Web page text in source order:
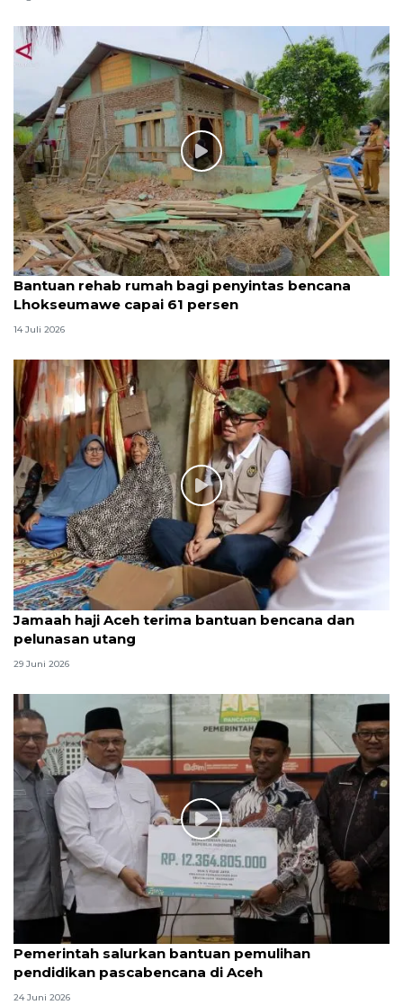
Bantuan rehab rumah bagi penyintas bencana
Lhokseumawe capai 61 persen
14 Juli 2026
Jamaah haji Aceh terima bantuan bencana dan
pelunasan utang
29 Juni 2026
Pemerintah salurkan bantuan pemulihan
pendidikan pascabencana di Aceh
24 Juni 2026